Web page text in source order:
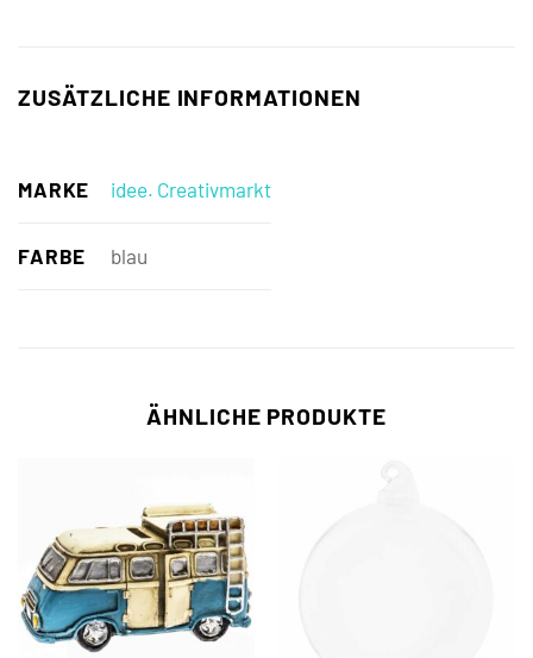
ZUSÄTZLICHE INFORMATIONEN
MARKE idee. Creativmarkt
FARBE blau
ÄHNLICHE PRODUKTE